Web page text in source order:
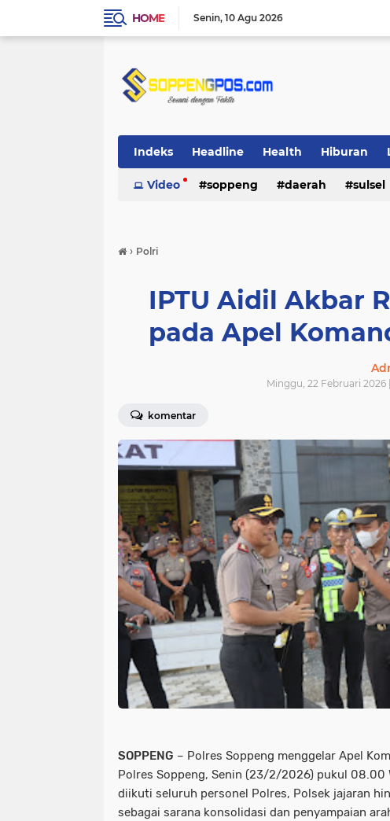
HOME Senin 10 Agu 2026
Indeks Headline Health Hiburan
Video soppeng daerah sulsel
› Polri
IPTU Aidil Akbar
pada Apel
Minggu, 22 Februari 2026 |
komentar
SOPPENG – Polres Soppeng menggelar Apel
Polres Soppeng, Senin (23/2/2026) pukul 08.00
diikuti seluruh personel Polres, Polsek jajaran
sebagai sarana konsolidasi dan penyampaian